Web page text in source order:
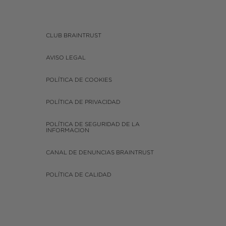
CLUB BRAINTRUST
AVISO LEGAL
POLÍTICA DE COOKIES
POLÍTICA DE PRIVACIDAD
POLÍTICA DE SEGURIDAD DE LA
INFORMACION
CANAL DE DENUNCIAS BRAINTRUST
POLÍTICA DE CALIDAD